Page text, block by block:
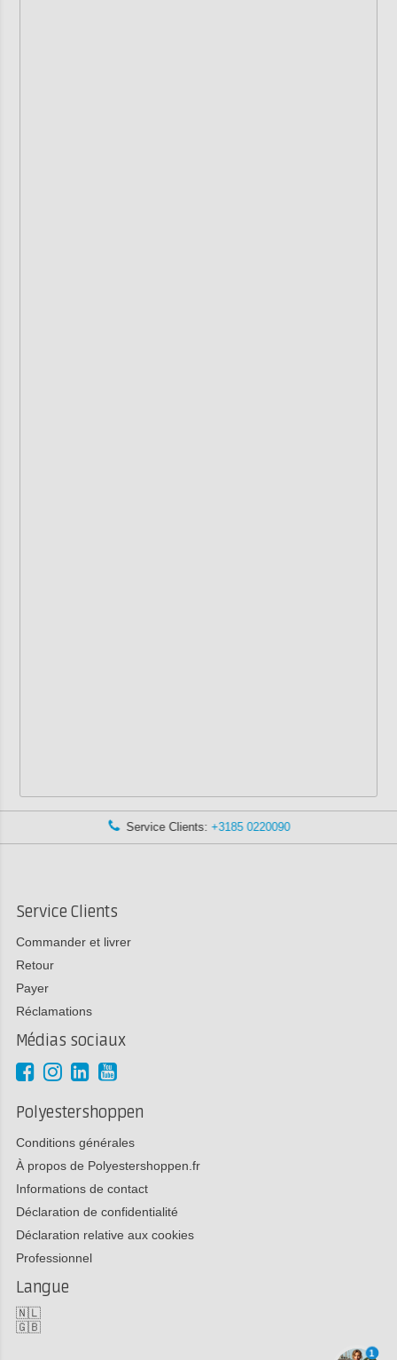
Service Clients: +3185 0220090
Service Clients
Commander et livrer
Retour
Payer
Réclamations
Médias sociaux
Polyestershoppen
Conditions générales
À propos de Polyestershoppen.fr
Informations de contact
Déclaration de confidentialité
Déclaration relative aux cookies
Professionnel
Langue
🇳🇱
🇬🇧
1